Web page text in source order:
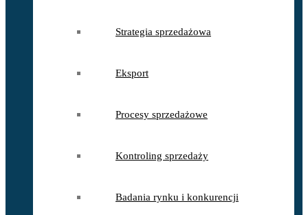
Strategia sprzedażowa
Eksport
Procesy sprzedażowe
Kontroling sprzedaży
Badania rynku i konkurencji